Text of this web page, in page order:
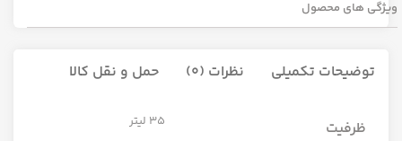
ویژگی های محصول
توضیحات تکمیلی نظرات (0) حمل و نقل کالا
ظرفیت 35 لیتر